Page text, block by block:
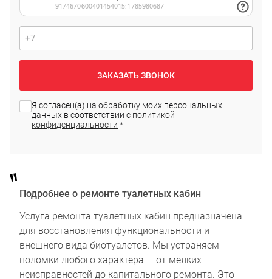
ЗАКАЗАТЬ ЗВОНОК
Я согласен(а) на обработку моих персональных
данных в соответствии с политикой
конфиденциальности *
Подробнее о ремонте туалетных кабин
Услуга ремонта туалетных кабин предназначена
для восстановления функциональности и
внешнего вида биотуалетов. Мы устраняем
поломки любого характера — от мелких
неисправностей до капитального ремонта. Это